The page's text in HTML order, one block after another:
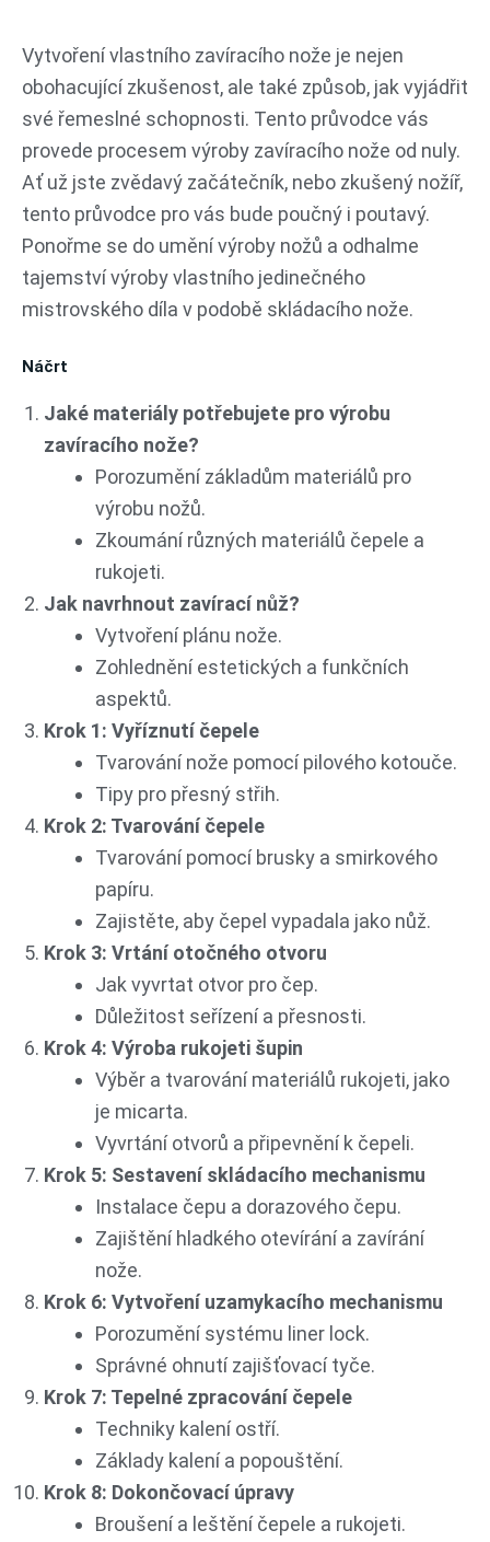
obsah
Vytvoření vlastního zavíracího nože je nejen
obohacující zkušenost, ale také způsob, jak vyjádřit
své řemeslné schopnosti. Tento průvodce vás
provede procesem výroby zavíracího nože od nuly.
Ať už jste zvědavý začátečník, nebo zkušený nožíř,
tento průvodce pro vás bude poučný i poutavý.
Ponořme se do umění výroby nožů a odhalme
tajemství výroby vlastního jedinečného
mistrovského díla v podobě skládacího nože.
Náčrt
Jaké materiály potřebujete pro výrobu
zavíracího nože?
Porozumění základům materiálů pro
výrobu nožů.
Zkoumání různých materiálů čepele a
rukojeti.
Jak navrhnout zavírací nůž?
Vytvoření plánu nože.
Zohlednění estetických a funkčních
aspektů.
Krok 1: Vyříznutí čepele
Tvarování nože pomocí pilového kotouče.
Tipy pro přesný střih.
Krok 2: Tvarování čepele
Tvarování pomocí brusky a smirkového
papíru.
Zajistěte, aby čepel vypadala jako nůž.
Krok 3: Vrtání otočného otvoru
Jak vyvrtat otvor pro čep.
Důležitost seřízení a přesnosti.
Krok 4: Výroba rukojeti šupin
Výběr a tvarování materiálů rukojeti, jako
je micarta.
Vyvrtání otvorů a připevnění k čepeli.
Krok 5: Sestavení skládacího mechanismu
Instalace čepu a dorazového čepu.
Zajištění hladkého otevírání a zavírání
nože.
Krok 6: Vytvoření uzamykacího mechanismu
Porozumění systému liner lock.
Správné ohnutí zajišťovací tyče.
Krok 7: Tepelné zpracování čepele
Techniky kalení ostří.
Základy kalení a popouštění.
Krok 8: Dokončovací úpravy
Broušení a leštění čepele a rukojeti.